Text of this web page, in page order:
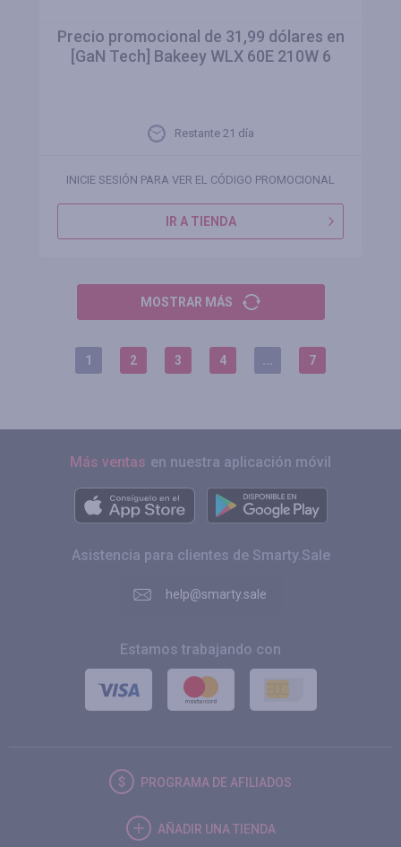
Precio promocional de 31,99 dólares en
[GaN Tech] Bakeey WLX 60E 210W 6
Restante 21 día
INICIE SESIÓN PARA VER EL CÓDIGO PROMOCIONAL
IR A TIENDA
MOSTRAR MÁS
1 2 3 4 7
Más ventas en nuestra aplicación móvil
Asistencia para clientes de Smarty.Sale
help@smarty.sale
Estamos trabajando con
PROGRAMA DE AFILIADOS
AÑADIR UNA TIENDA